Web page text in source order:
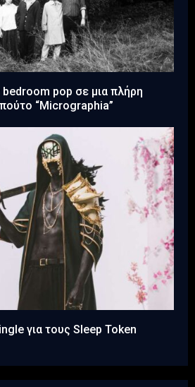
pop σε μια πλήρη
“Micrographia”
για τους Sleep Token